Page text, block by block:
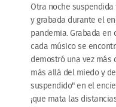
Otra noche
y grabada durante el
pandemia. Grabada
cada músico se
demostró una vez más
más allá del miedo y
suspendido" en el
¡que mata las